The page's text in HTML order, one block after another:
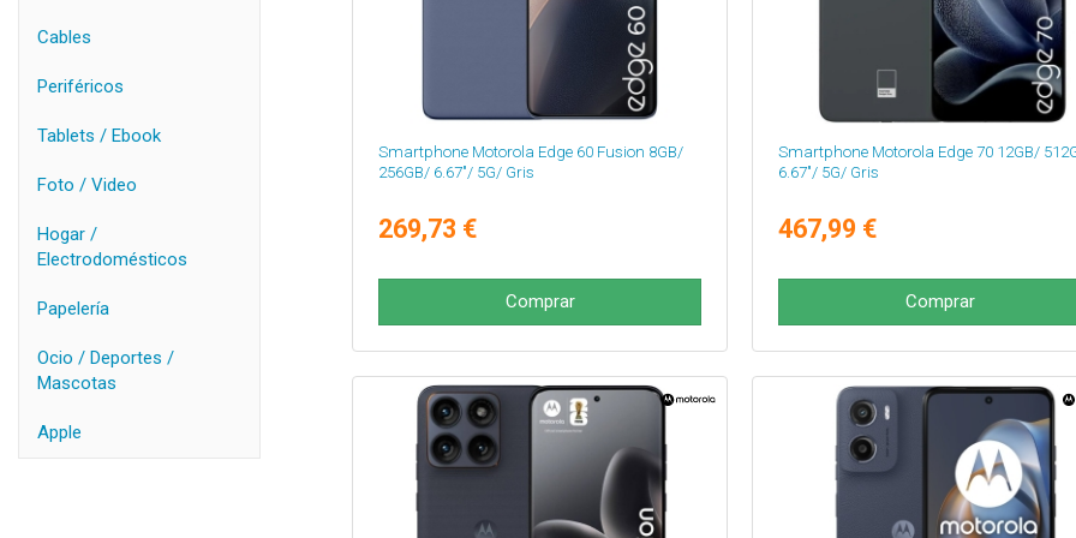
Cables
Periféricos
Tablets / Ebook
Foto / Video
Hogar /
Electrodomésticos
Papelería
Ocio / Deportes /
Mascotas
Apple
Smartphone Motorola Edge 60 Fusion 8GB/
256GB/ 6.67"/ 5G/ Gris
269,73 €
Comprar
Smartphone Motorola Edge 70 12GB/
6.67"/ 5G/ Gris
467,99 €
Comprar